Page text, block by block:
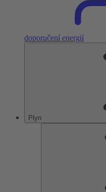
doporučení energií
Plyn